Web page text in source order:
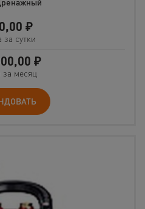
₽
за сутки
₽
за месяц